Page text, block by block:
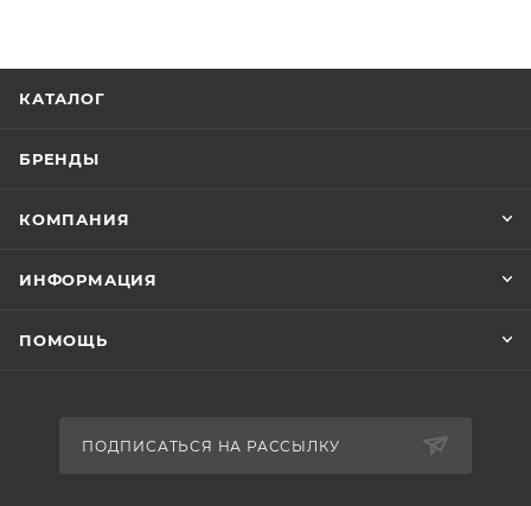
КАТАЛОГ
БРЕНДЫ
КОМПАНИЯ
ИНФОРМАЦИЯ
ПОМОЩЬ
ПОДПИСАТЬСЯ НА РАССЫЛКУ